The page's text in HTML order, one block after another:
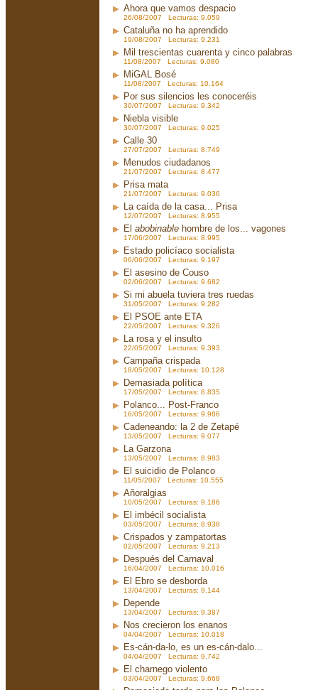
Ahora que vamos despacio
26/08/2007 Lecturas: 9.059
Cataluña no ha aprendido
19/08/2007 Lecturas: 9.231
Mil trescientas cuarenta y cinco palabras
11/08/2007 Lecturas: 9.080
MiGAL Bosé
11/08/2007 Lecturas: 10.164
Por sus silencios les conoceréis
30/07/2007 Lecturas: 9.342
Niebla visible
30/07/2007 Lecturas: 9.025
Calle 30
27/07/2007 Lecturas: 8.749
Menudos ciudadanos
21/07/2007 Lecturas: 8.477
Prisa mata
21/07/2007 Lecturas: 9.036
La caída de la casa... Prisa
12/07/2007 Lecturas: 8.955
El abobinable hombre de los... vagones
17/06/2007 Lecturas: 8.995
Estado policíaco socialista
06/06/2007 Lecturas: 9.197
El asesino de Couso
02/06/2007 Lecturas: 9.682
Si mi abuela tuviera tres ruedas
31/05/2007 Lecturas: 9.282
El PSOE ante ETA
22/05/2007 Lecturas: 9.326
La rosa y el insulto
22/05/2007 Lecturas: 9.393
Campaña crispada
18/05/2007 Lecturas: 10.128
Demasiada política
17/05/2007 Lecturas: 8.835
Polanco... Post-Franco
16/05/2007 Lecturas: 9.986
Cadeneando: la 2 de Zetapé
13/05/2007 Lecturas: 9.077
La Garzona
13/05/2007 Lecturas: 8.983
El suicidio de Polanco
11/05/2007 Lecturas: 10.555
Añoralgias
10/05/2007 Lecturas: 9.186
El imbécil socialista
03/05/2007 Lecturas: 8.938
Crispados y zampatortas
02/05/2007 Lecturas: 9.213
Después del Carnaval
16/04/2007 Lecturas: 10.016
El Ebro se desborda
13/04/2007 Lecturas: 9.144
Depende
13/04/2007 Lecturas: 9.387
Nos crecieron los enanos
04/04/2007 Lecturas: 10.018
Es-cán-da-lo, es un es-cán-dalo...
04/04/2007 Lecturas: 9.742
El charnego violento
03/04/2007 Lecturas: 9.668